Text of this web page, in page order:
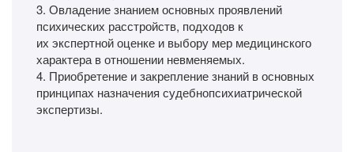
3. Овладение знанием основных проявлений
психических расстройств, подходов к
их экспертной оценке и выбору мер медицинского
характера в отношении невменяемых.
4. Приобретение и закрепление знаний в основных
принципах назначения судебнопсихиатрической
экспертизы.